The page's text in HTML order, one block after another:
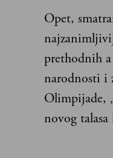
Opet,
prethodnih
narodnosti i
Olimpijade,
novog